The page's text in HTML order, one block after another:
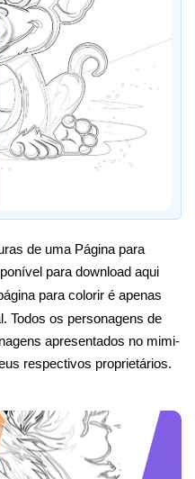
de uma Página para
para download aqui
para colorir é apenas
Todos os personagens de
apresentados no mimi-
respectivos proprietários.